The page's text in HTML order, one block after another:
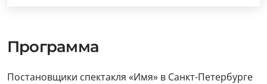
Программа
Постановщики спектакля «Имя» в Санкт-Петербурге